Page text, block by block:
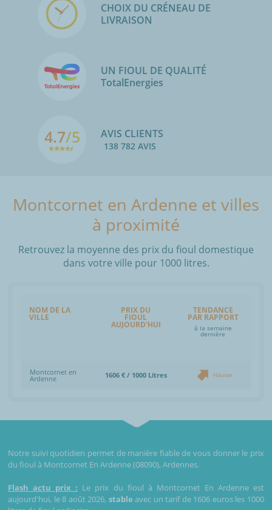
CHOIX DU CRÉNEAU DE
LIVRAISON
UN FIOUL DE QUALITÉ
TotalEnergies
4.7/5 AVIS CLIENTS
138 782 AVIS
Montcornet en Ardenne et villes
à proximité
Retrouvez la moyenne des prix du fioul domestique
dans votre ville pour 1000 litres.
NOM DE LA
VILLE
PRIX DU
FIOUL
AUJOURD'HUI
TENDANCE
PAR RAPPORT
à la semaine
dernière
Montcornet en
Ardenne 1606 € / 1000 Litres Hausse
Notre suivi quotidien permet de manière fiable de vous donner le prix
du fioul à Montcornet En Ardenne (08090), Ardennes.
Flash actu prix : Le prix du fioul à Montcornet En Ardenne est
aujourd'hui, le 8 août 2026, stable avec un tarif de 1606 euros les 1000